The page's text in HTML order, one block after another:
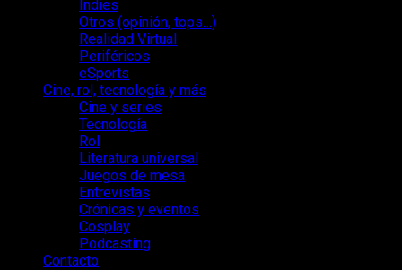
Indies
Otros (opinión, tops…)
Realidad Virtual
Periféricos
eSports
Cine, rol, tecnología y más
Cine y series
Tecnología
Rol
Literatura universal
Juegos de mesa
Entrevistas
Crónicas y eventos
Cosplay
Podcasting
Contacto